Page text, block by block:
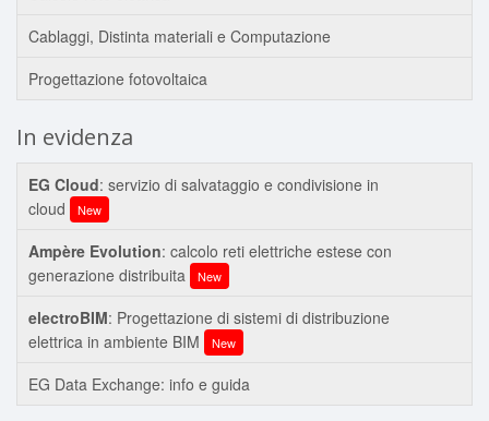
Cablaggi, Distinta materiali e Computazione
Progettazione fotovoltaica
In evidenza
EG Cloud: servizio di salvataggio e condivisione in
cloud
New
Ampère Evolution: calcolo reti elettriche estese con
generazione distribuita
New
electroBIM: Progettazione di sistemi di distribuzione
elettrica in ambiente BIM
New
EG Data Exchange: info e guida